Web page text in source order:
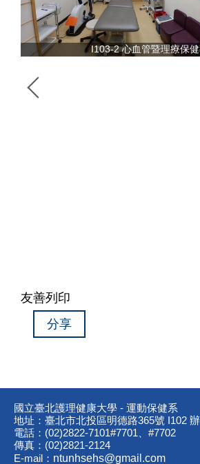
I103-2 心血管暨理療保
友善列印
分享
國立臺北護理健康大學 - 運動保健系
地址：臺北市北投區明德路365號 I102
電話：(02)2822-7101#7701、#7702
傳真：(02)2821-2124
E-mail： ntunhsehs@gmail.com